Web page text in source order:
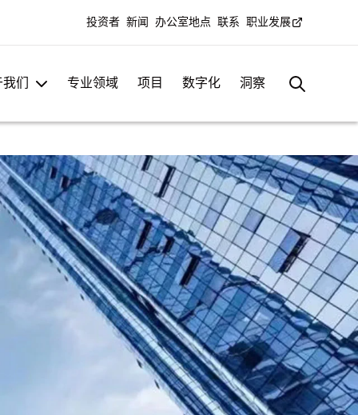
投资者 新闻 办公室地点 联系 职业发展
们 专业领域 项目 数字化 洞察